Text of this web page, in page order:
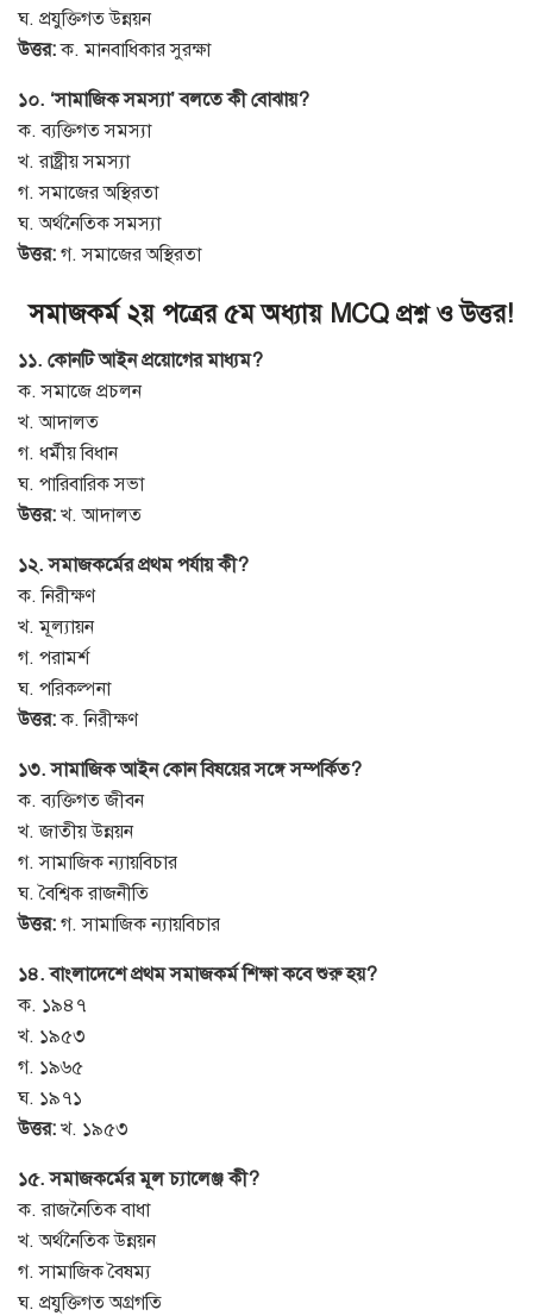
ঘ. প্রযুক্তিগত উন্নয়ন
উত্তর:ক. মানবাধিকার সুরক্ষা
১০. ‘সামাজিক সমস্যা’ বলতে কী বোঝায়?
ক. ব্যক্তিগত সমস্যা
খ. রাষ্ট্রীয় সমস্যা
গ. সমাজের অস্থিরতা
ঘ. অর্থনৈতিক সমস্যা
উত্তর: গ. সমাজের অস্থিরতা
সমাজকর্ম ২য় পত্রের ৫ম অধ্যায় MCQ প্রশ্ন ও উত্তর!
১১. কোনটি আইন প্রয়োগের মাধ্যম?
ক. সমাজে প্রচলন
খ. আদালত
গ. ধর্মীয় বিধান
ঘ. পারিবারিক সভা
উত্তর: খ. আদালত
১২. সমাজকর্মের প্রথম পর্যায় কী?
ক. নিরীক্ষণ
খ. মূল্যায়ন
গ. পরামর্শ
ঘ. পরিকল্পনা
উত্তর:ক. নিরীক্ষণ
১৩. সামাজিক আইন কোন বিষয়ের সঙ্গে সম্পর্কিত?
ক. ব্যক্তিগত জীবন
খ. জাতীয় উন্নয়ন
গ. সামাজিক ন্যায়বিচার
ঘ. বৈশ্বিক রাজনীতি
উত্তর: গ. সামাজিক ন্যায়বিচার
১৪. বাংলাদেশে প্রথম সমাজকর্ম শিক্ষা কবে শুরু হয়?
ক. ১৯৪৭
খ. ১৯৫৩
গ. ১৯৬৫
ঘ. ১৯৭১
উত্তর: খ. ১৯৫৩
১৫. সমাজকর্মের মূল চ্যালেঞ্জ কী?
ক. রাজনৈতিক বাধা
খ. অর্থনৈতিক উন্নয়ন
গ. সামাজিক বৈষম্য
ঘ. প্রযুক্তিগত অগ্রগতি